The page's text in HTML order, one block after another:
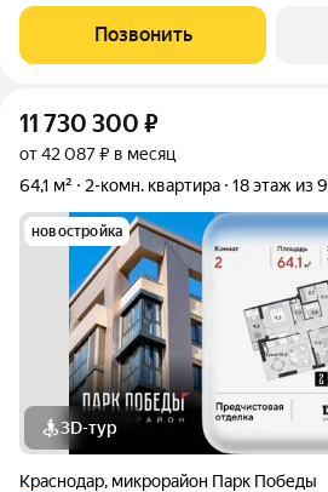
которому построен дом
Позвонить
11 730 300 ₽
от 42 087 ₽ в месяц
64,1 м²
2-комн. квартира 18 этаж из 9
новостройка
3D-тур
Краснодар, микрорайон Парк Победы